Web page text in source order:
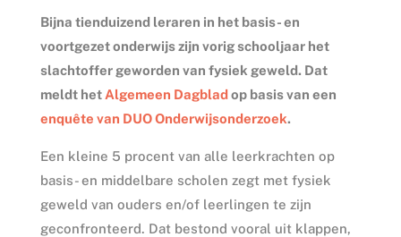
Bijna tienduizend leraren in het basis- en
voortgezet onderwijs zijn vorig schooljaar het
slachtoffer geworden van fysiek geweld. Dat
meldt het Algemeen Dagbladop basis van een
enquête van DUO Onderwijsonderzoek.
Een kleine 5 procent van alle leerkrachten op
basis- en middelbare scholen zegt met fysiek
geweld van ouders en/of leerlingen te zijn
geconfronteerd. Dat bestond vooral uit klappen,